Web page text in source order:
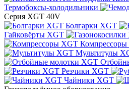
Термобоксы-холодильники
Серия XGT 40V
Болгарки XGT
Гайковёрты XGT
Мультитулы
Резчики XGT
Чайники XGT